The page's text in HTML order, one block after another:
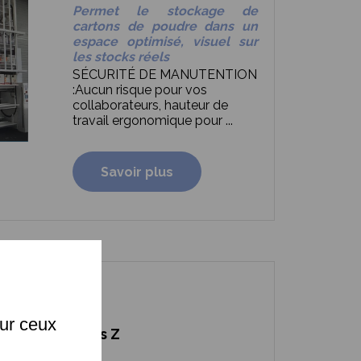
Permet le stockage de
cartons de poudre dans un
espace optimisé, visuel sur
les stocks réels
SÉCURITÉ DE MANUTENTION
:Aucun risque pour vos
collaborateurs, hauteur de
travail ergonomique pour ...
Savoir plus
Axes Z
ceux